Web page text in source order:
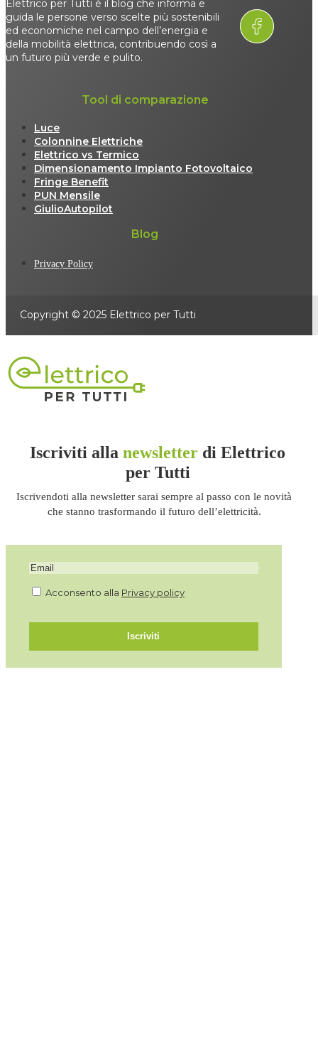
Elettrico per Tutti è il blog che informa e
guida le persone verso scelte più sostenibili
ed economiche nel campo dell’energia e
della mobilità elettrica, contribuendo così a
un futuro più verde e pulito.
Tool di comparazione
Luce
Colonnine Elettriche
Elettrico vs Termico
Dimensionamento Impianto Fotovoltaico
Fringe Benefit
PUN Mensile
GiulioAutopilot
Blog
Privacy Policy
Copyright © 2025 Elettrico per Tutti
Iscriviti allanewsletter di Elettrico
per Tutti
Iscrivendoti alla newsletter sarai sempre al passo con le novità
che stanno trasformando il futuro dell’elettricità.
Acconsento alla Privacy policy
Iscriviti